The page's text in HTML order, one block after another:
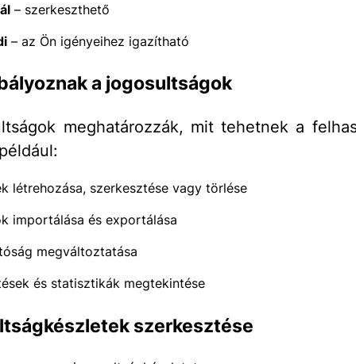
– szerkeszthető
– az Ön igényeihez igazítható
a jogosultságok
meghatározzák, mit tehetnek a
létrehozása, szerkesztése vagy törlése
importálása és exportálása
megváltoztatása
és statisztikák megtekintése
szerkesztése